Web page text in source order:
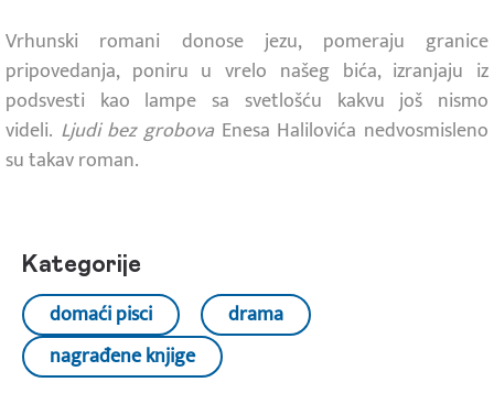
Vrhunski romani donose jezu, pomeraju granice
pripovedanja, poniru u vrelo našeg bića, izranjaju iz
podsvesti kao lampe sa svetlošću kakvu još nismo
videli. Ljudi bez grobovaEnesa Halilovića nedvosmisleno
su takav roman.
Kategorije
domaći pisci
drama
nagrađene knjige